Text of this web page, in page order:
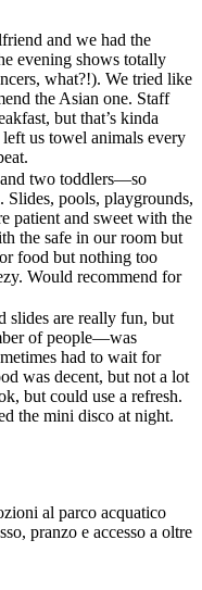
and we had the
evening shows totally
what?!). We tried like
the Asian one. Staff
but that’s kinda
us towel animals every
two toddlers—so
Slides, pools, playgrounds,
patient and sweet with the
the safe in our room but
food but nothing too
Would recommend for
slides are really fun, but
of people—was
had to wait for
was decent, but not a lot
but could use a refresh.
the mini disco at night.
al parco acquatico
pranzo e accesso a oltre